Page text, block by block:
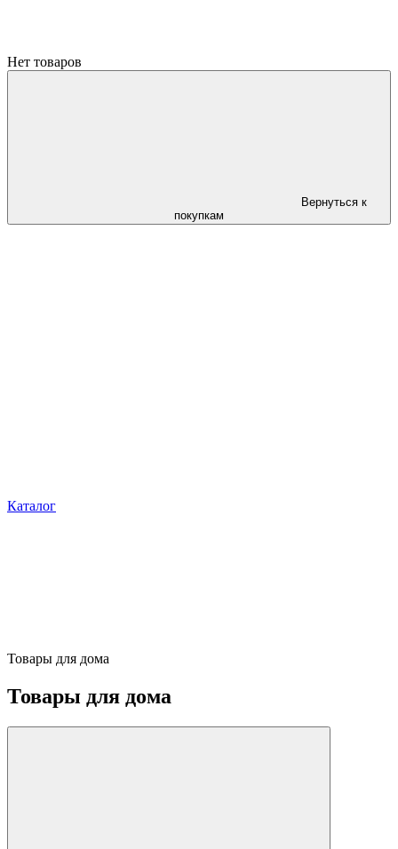
Нет товаров
Вернуться к
покупкам
Каталог
Товары для дома
Товары для дома